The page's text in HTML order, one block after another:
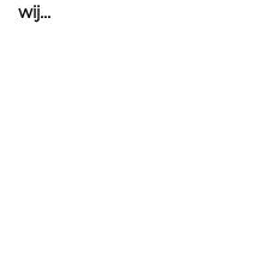
wij...